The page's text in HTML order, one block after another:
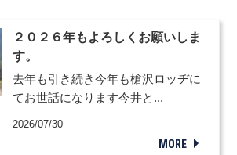
２０２６年もよろしくお願いしま
す。
去年も引き続き今年も槍沢ロッヂに
てお世話になります今井と...
2026/07/30
MORE